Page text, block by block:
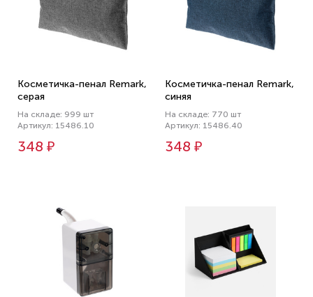
Косметичка-пенал Remark,
серая
На складе: 999 шт
Артикул: 15486.10
348 ₽
Косметичка-пенал Remark,
синяя
На складе: 770 шт
Артикул: 15486.40
348 ₽